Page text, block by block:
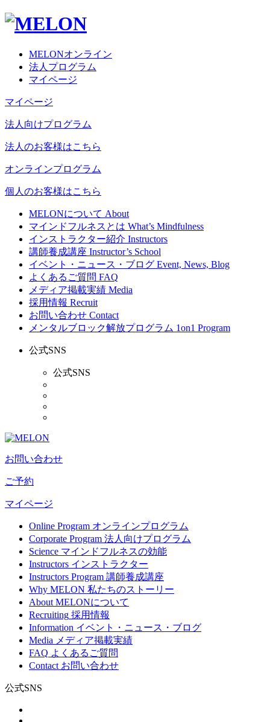
MELONオンライン
法人プログラム
マイページ
マイページ
法人向けプログラム
法人のお客様はこちら
オンラインプログラム
個人のお客様はこちら
MELONについて About
マインドフルネスとは What’s Mindfulness
インストラクター紹介 Instructors
講師養成講座 Instructor’s School
イベント・ニュース・ブログ Event, News, Blog
よくあるご質問 FAQ
メディア掲載実績 Media
採用情報 Recruit
お問い合わせ Contact
メンタルブロック解放プログラム 1on1 Program
公式SNS
公式SNS
お問い合わせ
ご予約
マイページ
Online Program オンラインプログラム
Corporate Program 法人向けプログラム
Science マインドフルネスの効能
Instructors インストラクター
Instructors Program 講師養成講座
Why MELON 私たちのストーリー
About MELONについて
Recruiting 採用情報
Information イベント・ニュース・ブログ
Media メディア掲載実績
FAQ よくあるご質問
Contact お問い合わせ
公式SNS